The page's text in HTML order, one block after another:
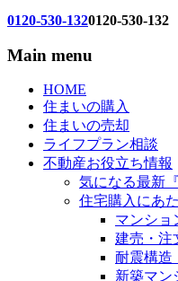
0120-530-1320120-530-132
Main menu
HOME
住まいの購入
住まいの売却
ライフプラン相談
不動産お役立ち情報
気になる最新
住宅購入にあ
マンショ
建売・注
耐震構造
新築マ